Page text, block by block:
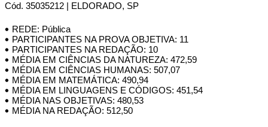
Cód. 35035212 | ELDORADO, SP
REDE: Pública
PARTICIPANTES NA PROVA OBJETIVA: 11
PARTICIPANTES NA REDAÇÃO: 10
MÉDIA EM CIÊNCIAS DA NATUREZA: 472,59
MÉDIA EM CIÊNCIAS HUMANAS: 507,07
MÉDIA EM MATEMÁTICA: 490,94
MÉDIA EM LINGUAGENS E CÓDIGOS: 451,54
MÉDIA NAS OBJETIVAS: 480,53
MÉDIA NA REDAÇÃO: 512,50